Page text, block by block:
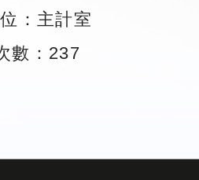
：主計室
數：237